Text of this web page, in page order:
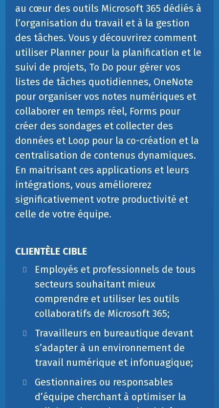
au cœur des outils Microsoft 365 dédiés à
l’organisation du travail et à la gestion
des tâches. Vous y découvrirez comment
utiliser Planner pour la planification et le
suivi de projets, To Do pour gérer vos
listes de tâches quotidiennes, OneNote
pour organiser vos notes numériques et
collaborer en temps réel, Forms pour
créer des sondages et collecter des
données et Loop pour la co-création et la
centralisation de contenus dynamiques.
En maitrisant ces applications et leurs
intégrations, vous améliorerez
significativement votre productivité et
celle de votre équipe.
CLIENTÈLE CIBLE
Employés et professionnels de tous
secteurs souhaitant mieux
comprendre et utiliser les outils
collaboratifs de Microsoft 365;
Travailleurs en bureautique devant
s’adapter à un environnement de
travail numérique et infonuagique;
Gestionnaires ou responsables
d’équipe cherchant à optimiser la